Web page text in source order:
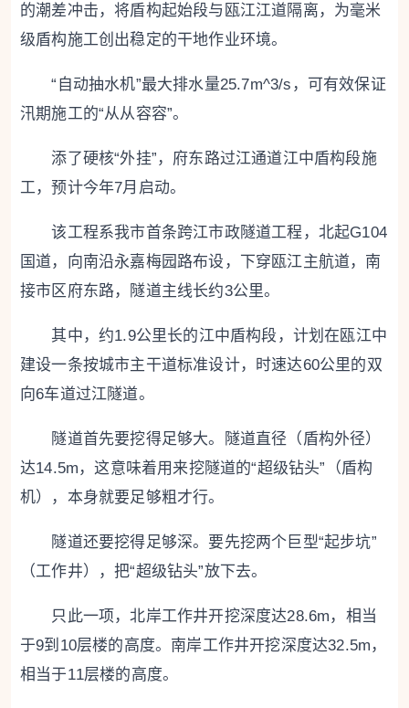
的潮差冲击，将盾构起始段与瓯江江道隔离，为毫米
级盾构施工创出稳定的干地作业环境。
“自动抽水机”最大排水量25.7m^3/s，可有效保证
汛期施工的“从从容容”。
添了硬核“外挂”，府东路过江通道江中盾构段施
工，预计今年7月启动。
该工程系我市首条跨江市政隧道工程，北起G104
国道，向南沿永嘉梅园路布设，下穿瓯江主航道，南
接市区府东路，隧道主线长约3公里。
其中，约1.9公里长的江中盾构段，计划在瓯江中
建设一条按城市主干道标准设计，时速达60公里的双
向6车道过江隧道。
隧道首先要挖得足够大。隧道直径（盾构外径）
达14.5m，这意味着用来挖隧道的“超级钻头”（盾构
机），本身就要足够粗才行。
隧道还要挖得足够深。要先挖两个巨型“起步坑”
（工作井），把“超级钻头”放下去。
只此一项，北岸工作井开挖深度达28.6m，相当
于9到10层楼的高度。南岸工作井开挖深度达32.5m，
相当于11层楼的高度。